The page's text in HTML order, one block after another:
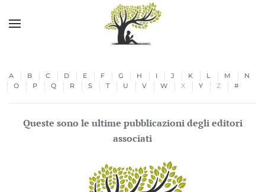
Skip to main content
A B C D E F G H I J K L M
N
O
P Q R S T U V W X Y Z #
Queste sono le ultime pubblicazioni degli editori
associati